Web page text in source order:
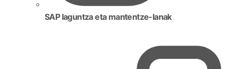
SAP laguntza eta mantentze-lanak